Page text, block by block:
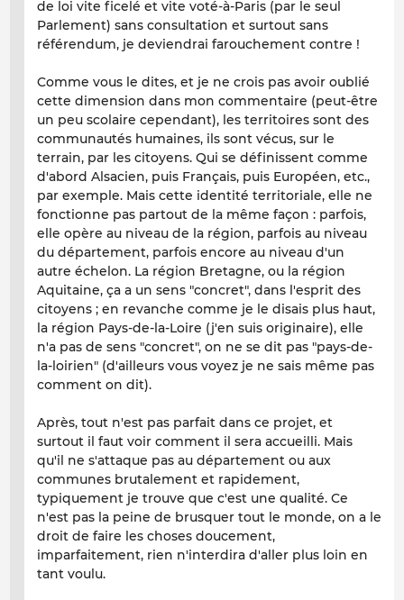
de loi vite ficelé et vite voté-à-Paris (par le seul
Parlement) sans consultation et surtout sans
référendum, je deviendrai farouchement contre !
Comme vous le dites, et je ne crois pas avoir oublié
cette dimension dans mon commentaire (peut-être
un peu scolaire cependant), les territoires sont des
communautés humaines, ils sont vécus, sur le
terrain, par les citoyens. Qui se définissent comme
d'abord Alsacien, puis Français, puis Européen, etc.,
par exemple. Mais cette identité territoriale, elle ne
fonctionne pas partout de la même façon : parfois,
elle opère au niveau de la région, parfois au niveau
du département, parfois encore au niveau d'un
autre échelon. La région Bretagne, ou la région
Aquitaine, ça a un sens "concret", dans l'esprit des
citoyens ; en revanche comme je le disais plus haut,
la région Pays-de-la-Loire (j'en suis originaire), elle
n'a pas de sens "concret", on ne se dit pas "pays-de-
la-loirien" (d'ailleurs vous voyez je ne sais même pas
comment on dit).
Après, tout n'est pas parfait dans ce projet, et
surtout il faut voir comment il sera accueilli. Mais
qu'il ne s'attaque pas au département ou aux
communes brutalement et rapidement,
typiquement je trouve que c'est une qualité. Ce
n'est pas la peine de brusquer tout le monde, on a le
droit de faire les choses doucement,
imparfaitement, rien n'interdira d'aller plus loin en
tant voulu.